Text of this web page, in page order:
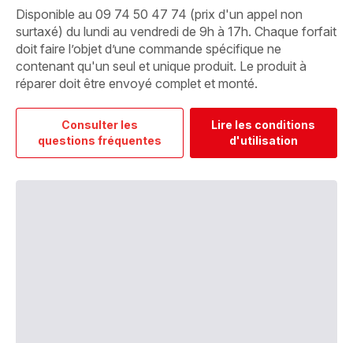
Disponible au 09 74 50 47 74 (prix d'un appel non
surtaxé) du lundi au vendredi de 9h à 17h. Chaque forfait
doit faire l’objet d’une commande spécifique ne
contenant qu'un seul et unique produit. Le produit à
réparer doit être envoyé complet et monté.
Lire les conditions
d'utilisation
Consulter les
questions fréquentes